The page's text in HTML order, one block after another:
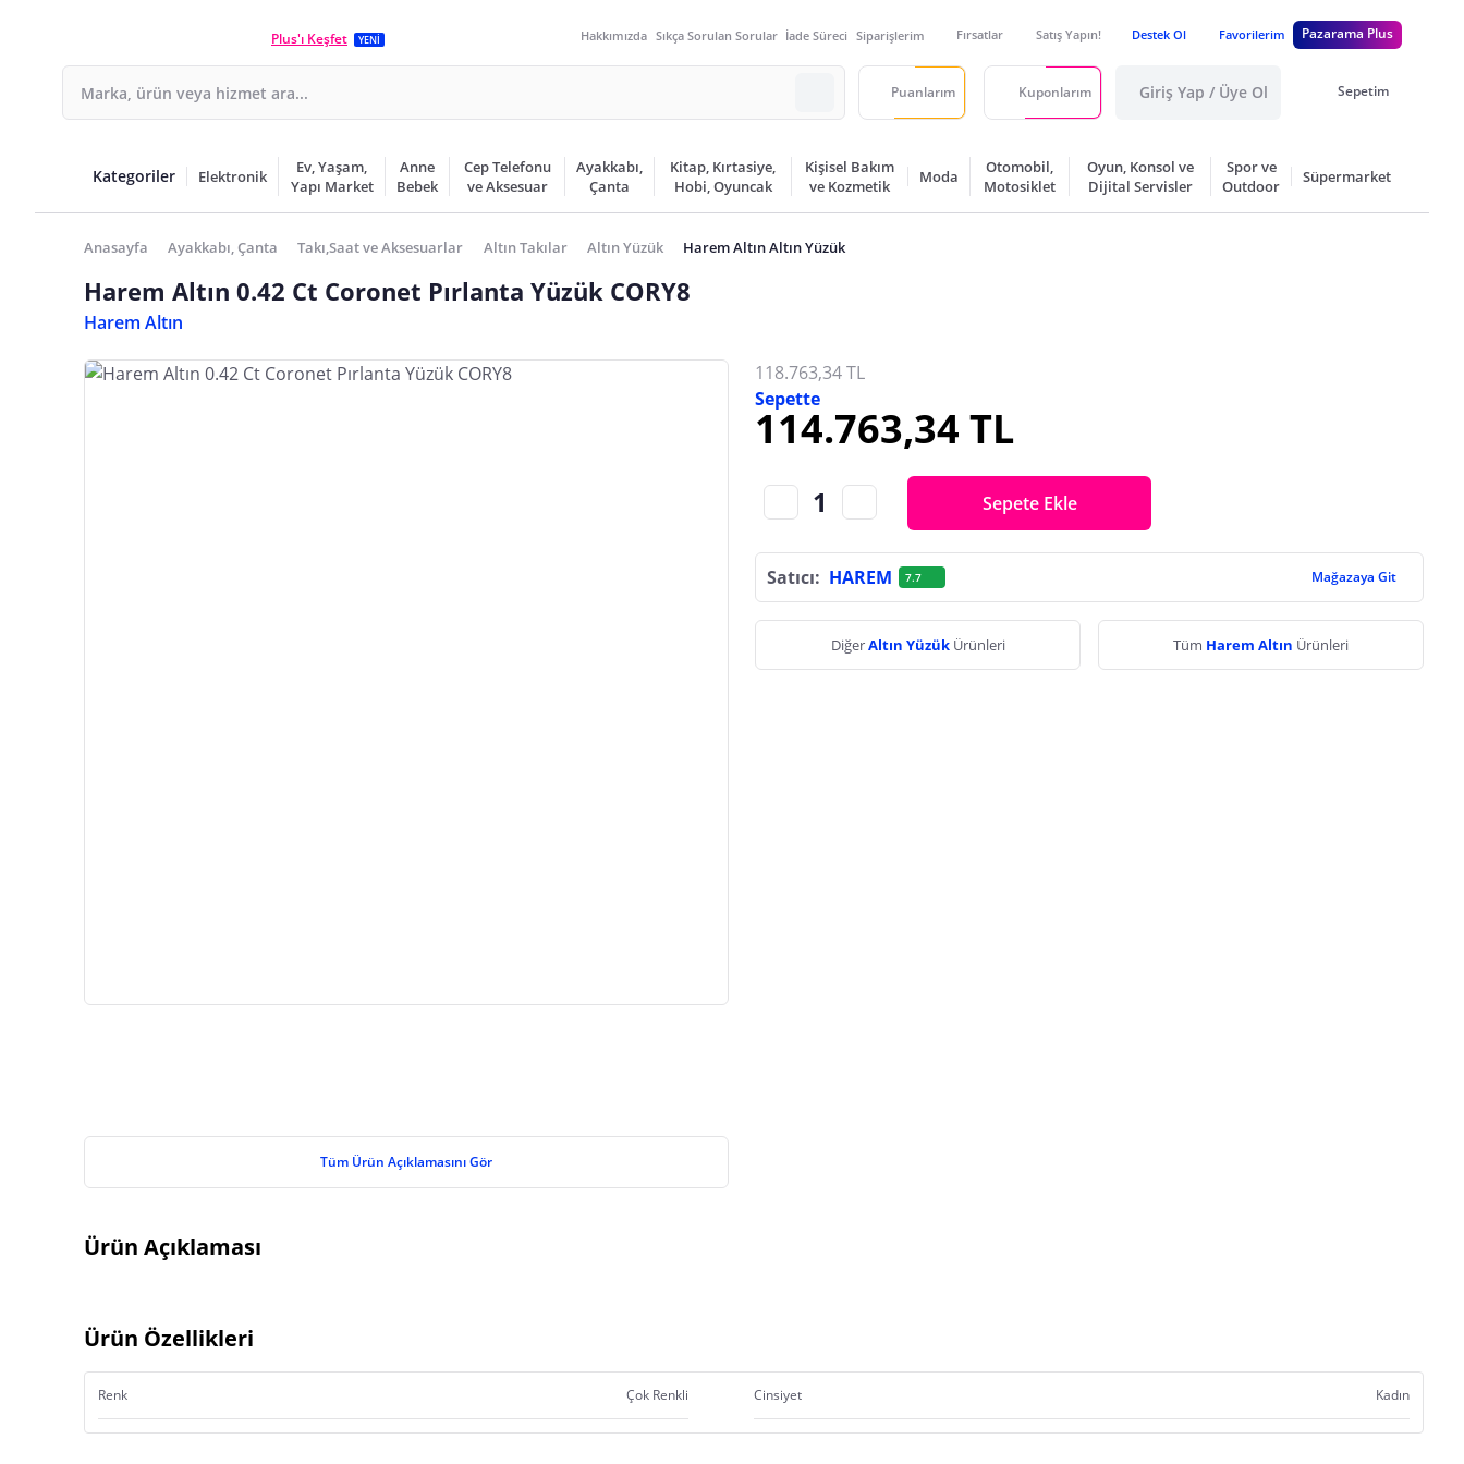
Plus'ı Keşfet YENİ Hakkımızda Sıkça Sorulan Sorular İade Süreci Siparişlerim Fırsatlar Satış Yapın! Destek Ol Favorilerim Pazarama Plus
Puanlarım Kuponlarım Giriş Yap / Üye Ol Sepetim
Kategoriler Elektronik
Ev, Yaşam,
Yapı Market
Anne
Bebek
Cep Telefonu
ve Aksesuar
Ayakkabı,
Çanta
Kitap, Kırtasiye,
Hobi, Oyuncak
Kişisel Bakım
ve Kozmetik
Moda
Otomobil,
Motosiklet
Oyun, Konsol ve
Dijital Servisler
Spor ve
Outdoor
Süpermarket
Anasayfa Ayakkabı, Çanta Takı,Saat ve Aksesuarlar Altın Takılar Altın Yüzük Harem Altın Altın Yüzük
Harem Altın 0.42 Ct Coronet Pırlanta Yüzük CORY8
Harem Altın
Tüm Ürün Açıklamasını Gör
118.763,34 TL
Sepette
114.763,34 TL
Sepete Ekle
Satıcı: HAREM 7.7 Mağazaya Git
DiğerAltın Yüzük Ürünleri Tüm Harem Altın Ürünleri
Ürün Açıklaması
Ürün Özellikleri
Renk Çok Renkli Cinsiyet Kadın